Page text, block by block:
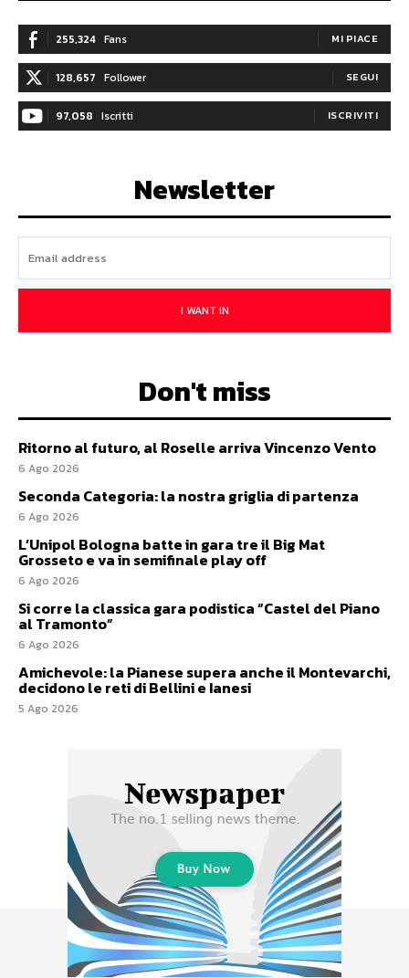
255,324 Fans MI PIACE
128,657 Follower SEGUI
97,058 Iscritti ISCRIVITI
Newsletter
I WANT IN
Don't miss
Ritorno al futuro, al Roselle arriva Vincenzo Vento
6 Ago 2026
Seconda Categoria: la nostra griglia di partenza
6 Ago 2026
L’Unipol Bologna batte in gara tre il Big Mat
Grosseto e va in semifinale play off
6 Ago 2026
Si corre la classica gara podistica “Castel del Piano
al Tramonto”
6 Ago 2026
Amichevole: la Pianese supera anche il Montevarchi,
decidono le reti di Bellini e Ianesi
5 Ago 2026